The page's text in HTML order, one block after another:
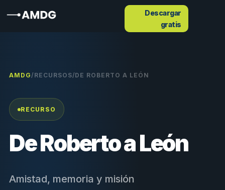
Descargar
gratis
AMDG/RECURSOS/DE ROBERTO A LEÓN
RECURSO
De Roberto a León
Amistad, memoria y misión